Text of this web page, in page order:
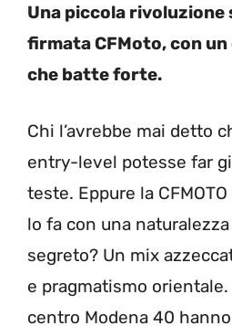
Una piccola rivoluzione
firmata CFMoto, con
che batte forte.
Chi l’avrebbe mai detto
entry-level potesse far
teste. Eppure la
lo fa con una
segreto? Un mix
e pragmatismo
centro Modena 40